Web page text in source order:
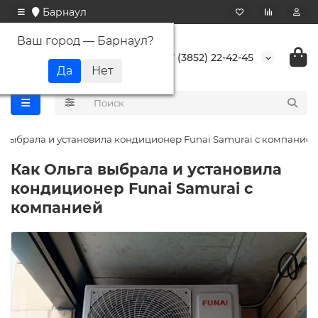
Барнаул
Ваш город — Барнаул?
+7 (3852) 22-42-45
выбрала и установила кондиционер Funai Samurai с компанией
Как Ольга выбрала и установила
кондиционер Funai Samurai с
компанией